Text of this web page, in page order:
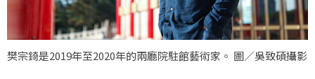
樊宗錡是2019年至2020年的兩廳院駐館藝術家。 圖／吳致碩攝影